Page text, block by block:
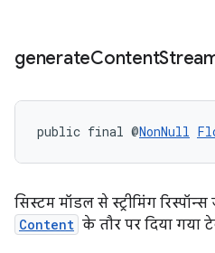
generateContent
public final @NonNull
सिस्टम मॉडल से स्ट्रीमिंग
Content के तौर पर दिया गया